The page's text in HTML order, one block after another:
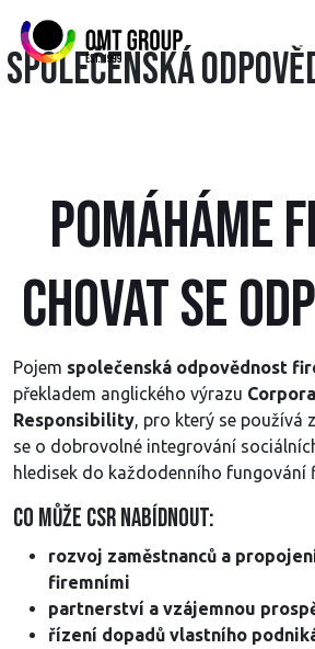
CZ
Společenská
POMÁHÁME
CHOVAT SE
Pojem společenská odpovědnost
překladem anglického výrazu
Responsibility, pro který se používá
se o dobrovolné integrování
hledisek do každodenního fungování
Co může CSR nabídnout:
rozvoj zaměstnanců a
firemními
partnerství a vzájemnou
řízení dopadů vlastního